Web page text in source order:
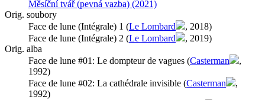
Měsíční tvář (pevná vazba) (2021)
Orig. soubory
Face de lune (Intégrale) 1 (Le Lombard
, 2018)
Face de lune (Intégrale) 2 (Le Lombard
, 2019)
Orig. alba
Face de lune #01: Le dompteur de vagues (Casterman
,
1992)
Face de lune #02: La cathédrale invisible (Casterman
,
1992)